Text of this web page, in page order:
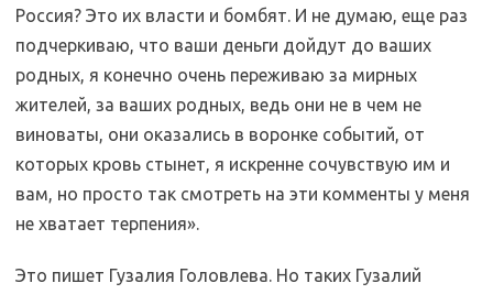
Россия? Это их власти и бомбят. И не думаю, еще раз
подчеркиваю, что ваши деньги дойдут до ваших
родных, я конечно очень переживаю за мирных
жителей, за ваших родных, ведь они не в чем не
виноваты, они оказались в воронке событий, от
которых кровь стынет, я искренне сочувствую им и
вам, но просто так смотреть на эти комменты у меня
не хватает терпения».
Это пишет Гузалия Головлева. Но таких Гузалий